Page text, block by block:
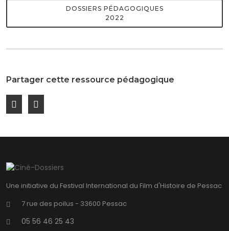
DOSSIERS PÉDAGOGIQUES
2022
Partager cette ressource pédagogique
Une initiative du Festival International du Film d'Histoire de Pessac
7 rue des poilus - 33600 Pessac
05 56 46 25 43